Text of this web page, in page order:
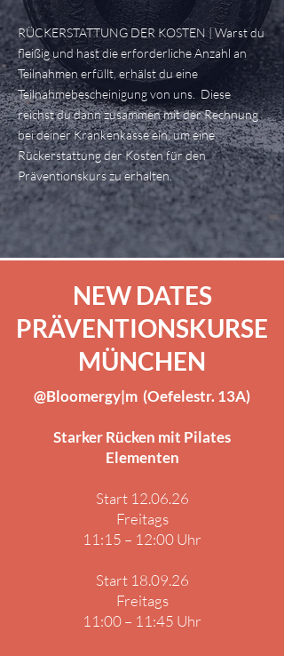
RÜCKERSTATTUNG DER KOSTEN | Warst du
fleißig und hast die erforderliche Anzahl an
Teilnahmen erfüllt, erhälst du eine
Teilnahmebescheinigung von uns. Diese
reichst du dann zusammen mit der Rechnung
bei deiner Krankenkasse ein, um eine
Rückerstattung der Kosten für den
Präventionskurs zu erhalten.
NEW DATES
PRÄVENTIONSKURSE
MÜNCHEN
@Bloomergy|m (Oefelestr. 13A)
Starker Rücken mit Pilates
Elementen
Start 12.06.26
Freitags
11:15 – 12:00 Uhr
Start 18.09.26
Freitags
11:00 – 11:45 Uhr